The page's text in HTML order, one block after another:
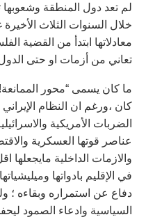
لم تعد دول المنطقة
خلال السنوات الثلاث
معادلاتها ابتدأ من القضية
تعاني من أزمات او حتى
ما كان يسمى “محور
كان ،ورغم ان النظام
الضربات الأمريكية
عناصر قوتها العسكرية
والازمات الداخلية
في الإقليم بادواتها
دفاع عن استمراره وبقاءه ؛
السياسية وادعاء الصمود